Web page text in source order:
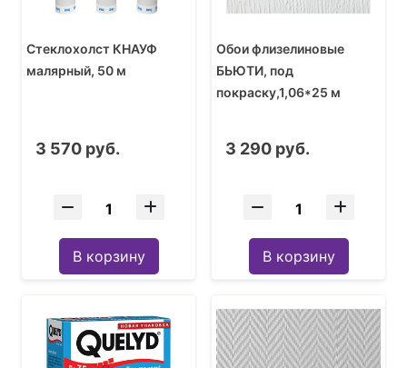
Стеклохолст КНАУФ
малярный, 50 м
3 570 руб.
В корзину
Обои флизелиновые
БЬЮТИ, под
покраску,1,06*25 м
3 290 руб.
В корзину